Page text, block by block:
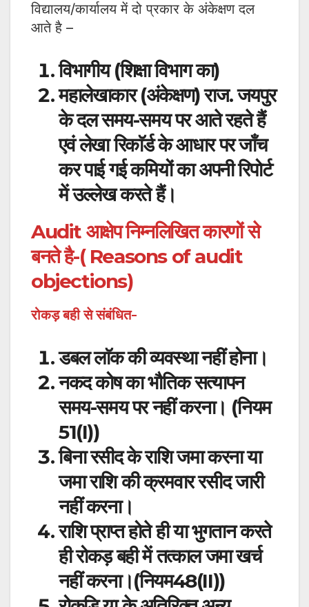
विद्यालय/कार्यालय में दो प्रकार के अंकेक्षण दल
आते है –
विभागीय (शिक्षा विभाग का)
महालेखाकार (अंकेक्षण) राज. जयपुर
के दल समय-समय पर आते रहते हैं
एवं लेखा रिकाॅर्ड के आधार पर जाँच
कर पाई गई कमियों का अपनी रिपोर्ट
में उल्लेख करते हैं।
Audit आक्षेप निम्नलिखित कारणों से
बनते है-( Reasons of audit
objections)
रोकड़ बही से संबंधित-
डबल लाॅक की व्यवस्था नहीं होना।
नकद कोष का भौतिक सत्यापन
समय-समय पर नहीं करना। (नियम
51(I))
बिना रसीद के राशि जमा करना या
जमा राशि की क्रमवार रसीद जारी
नहीं करना।
राशि प्राप्त होते ही या भुगतान करते
ही रोकड़ बही में तत्काल जमा खर्च
नहीं करना।(नियम48(II))